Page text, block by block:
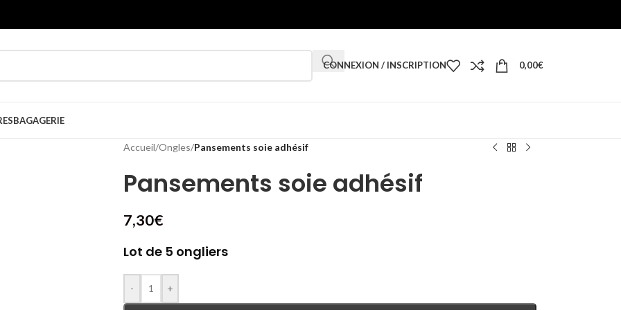
CONNEXION / INSCRIPTION 0,00€
BAGAGERIE
Accueil/Ongles/Pansements soie adhésif
Pansements soie adhésif
7,30€
Lot de 5 ongliers
- +